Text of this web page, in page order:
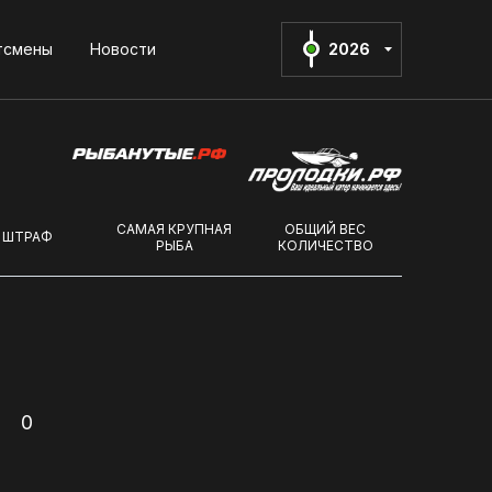
Новости 2026
2026
ШТРАФ
САМАЯ КРУПНАЯ
РЫБА
ОБЩИЙ ВЕС
КОЛИЧЕСТВО
0